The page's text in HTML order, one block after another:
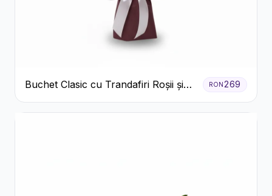
Buchet Clasic cu Trandafiri Roșii și
Crizanteme Albe
RON269